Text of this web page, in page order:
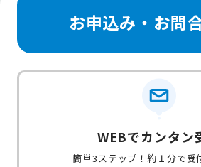
お申込み・お問
WEBでカンタン
簡単3ステップ！約１分で受